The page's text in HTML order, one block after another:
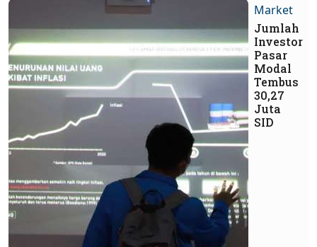
Market
Jumlah
Investor
Pasar
Modal
Tembus
30,27
Juta
SID